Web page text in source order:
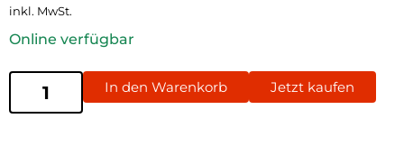
inkl. MwSt.
Online verfügbar
In den Warenkorb Jetzt kaufen